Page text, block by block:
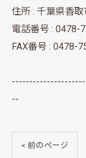
住所 : 千葉県香
電話番号 : 0478-
FAX番号 : 0478-
--
< 前のページ